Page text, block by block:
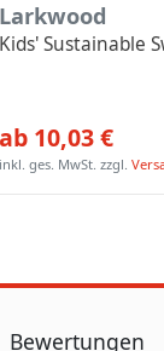
Larkwood
Kids' Sustainable
ab 10,03 €
inkl. ges. MwSt. zzgl.
Bewertungen